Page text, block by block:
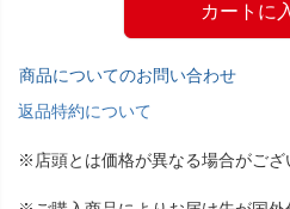
カートに
商品についてのお問い合わせ
返品特約について
※店頭とは価格が異なる場合がござ